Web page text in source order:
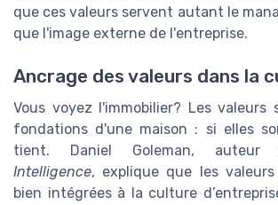
que ces valeurs servent autant le
que l'image externe de l'entreprise.
Ancrage des valeurs dans la
Vous voyez l'immobilier? Les valeurs
fondations d'une maison : si elles
tient. Daniel Goleman,
Intelligence, explique que les
bien intégrées à la culture